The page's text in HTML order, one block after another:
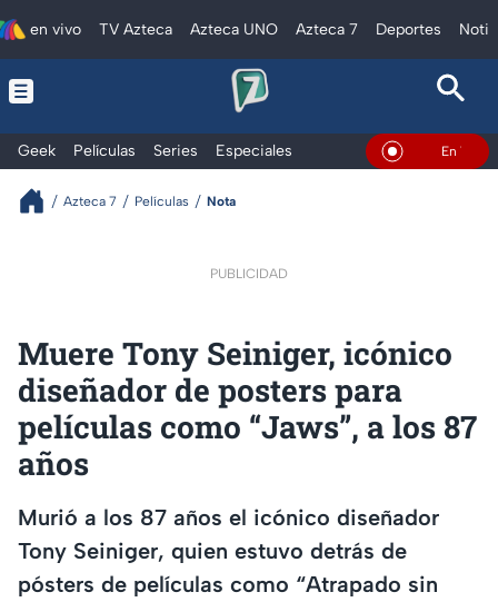
en vivo TV Azteca Azteca UNO Azteca 7 Deportes
Geek Películas Series Especiales En Vivo
Azteca 7 Películas Nota
PUBLICIDAD
Muere Tony Seiniger, icónico
diseñador de posters para
películas como “Jaws”, a los 87
años
Murió a los 87 años el icónico diseñador
Tony Seiniger, quien estuvo detrás de
pósters de películas como “Atrapado sin